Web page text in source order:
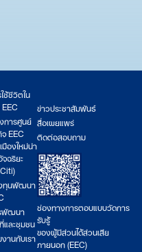
ช้ชีวิตใน
การศูนย์
EEC
มืองใหม่น่า
ฉริยะ
ทุนพัฒนา
พัฒนา
ละชุมชน
านกับเรา
ข่าวประชาสัมพันธ์
สื่อเผยแพร่
ติดต่อสอบถาม
ช่องทางการตอบแบบวัดการ
รับรู้
ของผู้มีส่วนได้ส่วนเสีย
ภายนอก (EEC)